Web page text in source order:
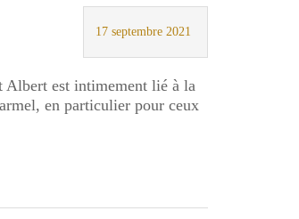
17 septembre 2021
Albert est intimement lié à la
en particulier pour ceux